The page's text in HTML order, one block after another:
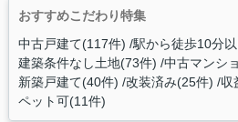
おすすめこだわり特集
中古戸建て(117件) 駅から徒歩10分
建築条件なし土地(73件) 中古マンシ
新築戸建て(40件) 改装済み(25件) 収
ペット可(11件)